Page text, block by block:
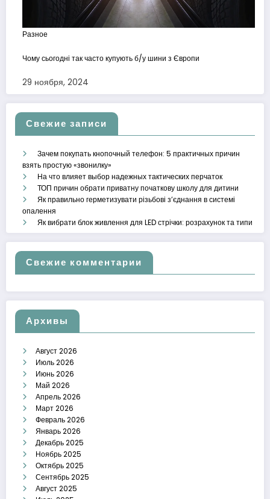
Разное
Чому сьогодні так часто купують б/у шини з Європи
29 ноября, 2024
Свежие записи
Зачем покупать кнопочный телефон: 5 практичных причин
взять простую «звонилку»
На что влияет выбор надежных тактических перчаток
ТОП причин обрати приватну початкову школу для дитини
Як правильно герметизувати різьбові з’єднання в системі
опалення
Як вибрати блок живлення для LED стрічки: розрахунок та типи
Свежие комментарии
Архивы
Август 2026
Июль 2026
Июнь 2026
Май 2026
Апрель 2026
Март 2026
Февраль 2026
Январь 2026
Декабрь 2025
Ноябрь 2025
Октябрь 2025
Сентябрь 2025
Август 2025